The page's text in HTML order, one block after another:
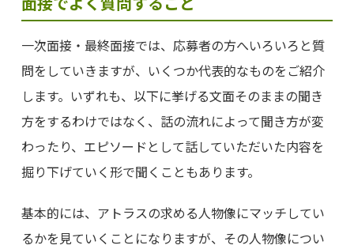
一次面接・最終面接では、応募者の方へいろいろと質
問をしていきますが、いくつか代表的なものをご紹介
します。いずれも、以下に挙げる文面そのままの聞き
方をするわけではなく、話の流れによって聞き方が変
わったり、エピソードとして話していただいた内容を
掘り下げていく形で聞くこともあります。
基本的には、アトラスの求める人物像にマッチしてい
るかを見ていくことになりますが、その人物像につい